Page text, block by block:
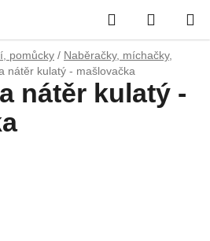
Hledat
KOŠÍK
pomůcky / Naběračky, míchačky,
nátěr kulatý - mašlovačka
nátěr kulatý -